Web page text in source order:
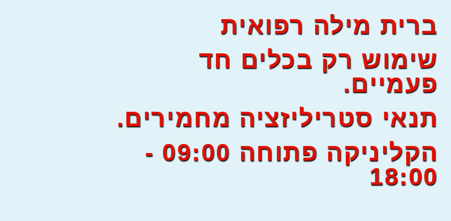
ברית מילה רפואית
שימוש רק בכלים חד
פעמיים.
תנאי סטריליזציה מחמירים.
הקליניקה פתוחה 09:00 -
18:00